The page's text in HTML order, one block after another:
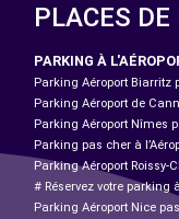
PLACES DE
PARKING À
Parking Aéroport Biarritz
Parking Aéroport de
Parking Aéroport Nîmes
Parking pas cher à
Parking Aéroport Roissy-
# Réservez votre parking
Parking Aéroport Nice